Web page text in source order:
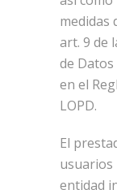
medidas
art. 9 de
de Datos
en el
LOPD.
El
usuarios
entidad